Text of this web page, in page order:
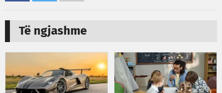
Të ngjashme